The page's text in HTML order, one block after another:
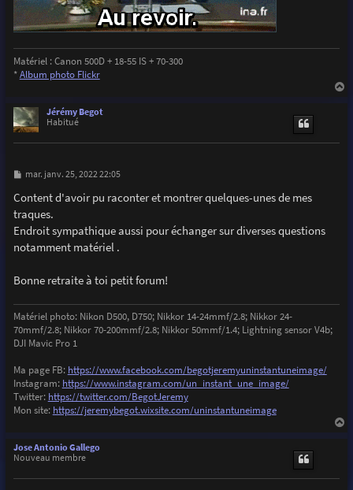
Matériel : Canon 500D + 18-55 IS + 70-300
*Album photo Flickr
Jérémy Begot
Habitué
M
s
s
a
e
mar. janv. 25, 2022 22:05
Content d'avoir pu raconter et montrer quelques-unes de mes
traques.
Endroit sympathique aussi pour échanger sur diverses questions
notamment matériel .
Bonne retraite à toi petit forum!
Matériel photo: Nikon D500, D750; Nikkor 14-24mmf/2.8; Nikkor 24-
70mmf/2.8; Nikkor 70-200mmf/2.8; Nikkor 50mmf/1.4; Lightning sensor V4b;
DJI Mavic Pro 1
Ma page FB: https://www.facebook.com/begotjeremyuninstantuneimage/
Instagram: https://www.instagram.com/un_instant_une_image/
Twitter: https://twitter.com/BegotJeremy
Mon site: https://jeremybegot.wixsite.com/uninstantuneimage
Jose Antonio Gallego
Nouveau membre